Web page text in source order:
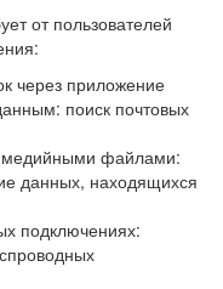
от пользователей
через приложение
поиск почтовых
файлами:
данных, находящихся
подключениях: